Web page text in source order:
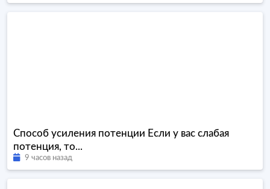
Способ усиления потенции Если у вас слабая
потенция, то...
9 часов назад